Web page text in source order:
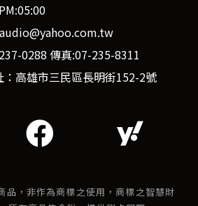
0288 傳真:07-235-8311
：高雄市三民區長明街152-2號
品，非作為商標之使用，商標之智慧財